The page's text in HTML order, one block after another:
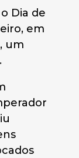
Dia de
em
um